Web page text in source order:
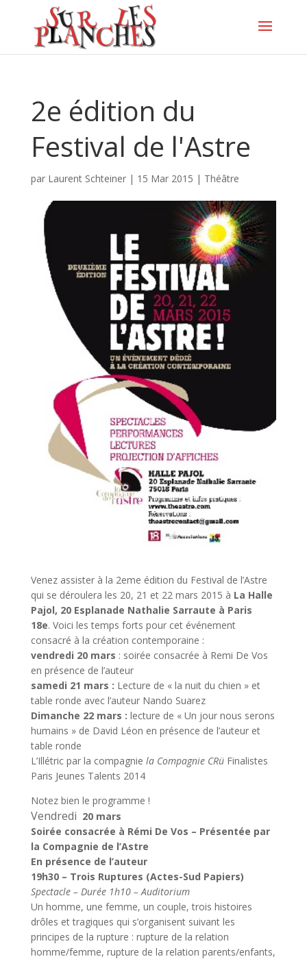
2e édition du
Festival de l'Astre
par Laurent Schteiner| 15 Mar 2015 | Théâtre
Venez assister à la 2eme édition du Festival de l’Astre
qui se déroulera les 20, 21 et 22 mars 2015 à La Halle
Pajol, 20 Esplanade Nathalie Sarraute à Paris
18e. Voici les temps forts pour cet événement
consacré à la création contemporaine :
vendredi 20 mars : soirée consacrée à Remi De Vos
en présence de l’auteur
samedi 21 mars : Lecture de « la nuit du chien » et
table ronde avec l’auteur Nando Suarez
Dimanche 22 mars : lecture de « Un jour nous serons
humains » de David Léon en présence de l’auteur et
table ronde
L’Illétric par la compagnie la Compagnie CRü Finalistes
Paris Jeunes Talents 2014
Notez bien le programme !
Vendredi 20 mars
Soirée consacrée à Rémi De Vos – Présentée par
la Compagnie de l’Astre
En présence de l’auteur
19h30 – Trois Ruptures (Actes-Sud Papiers)
Spectacle – Durée 1h10 – Auditorium
Un homme, une femme, un couple, trois histoires
drôles et tragiques qui s’organisent suivant les
principes de la rupture : rupture de la relation
homme/femme, rupture de la relation parents/enfants,